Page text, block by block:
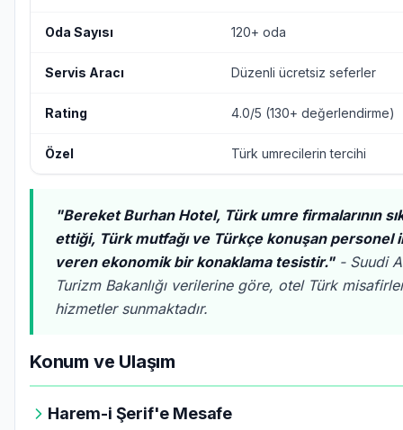
Oda Sayısı 120+ oda
Servis Aracı Düzenli ücretsiz seferler
Rating 4.0/5 (130+ değerlendirme)
Özel Türk umrecilerin tercihi
"Bereket Burhan Hotel, Türk umre firmalarının
ettiği, Türk mutfağı ve Türkçe konuşan personel
veren ekonomik bir konaklama tesistir."- Suudi
Turizm Bakanlığı verilerine göre, otel Türk
hizmetler sunmaktadır.
Konum ve Ulaşım
Harem-i Şerif'e Mesafe